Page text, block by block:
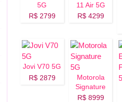
5G
R$ 2799
11 Air 5G
R$ 4299
Jovi V70 5G
R$ 2879
Motorola
Signature
5G
R$ 8999